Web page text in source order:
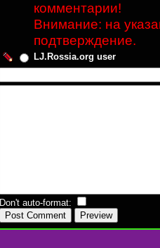
комментарии!
Внимание: на
подтверждение.
LJ.Rossia.org user
Don't auto-format: